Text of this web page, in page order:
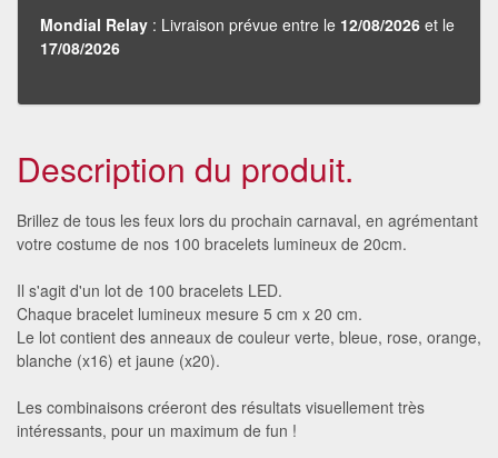
Mondial Relay : Livraison prévue entre le 12/08/2026 et le
17/08/2026
Description du produit.
Brillez de tous les feux lors du prochain carnaval, en agrémentant
votre costume de nos 100 bracelets lumineux de 20cm.
Il s'agit d'un lot de 100 bracelets LED.
Chaque bracelet lumineux mesure 5 cm x 20 cm.
Le lot contient des anneaux de couleur verte, bleue, rose, orange,
blanche (x16) et jaune (x20).
Les combinaisons créeront des résultats visuellement très
intéressants, pour un maximum de fun !